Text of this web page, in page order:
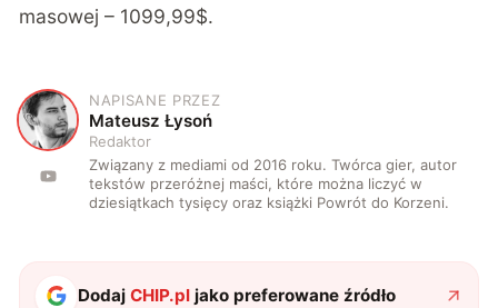
masowej – 1099,99$.
M
NAPISANE PRZEZ
Mateusz Łysoń
Redaktor
Związany z mediami od 2016 roku. Twórca gier, autor
tekstów przeróżnej maści, które można liczyć w
dziesiątkach tysięcy oraz książki Powrót do Korzeni.
DodajCHIP.pl jako preferowane źródło